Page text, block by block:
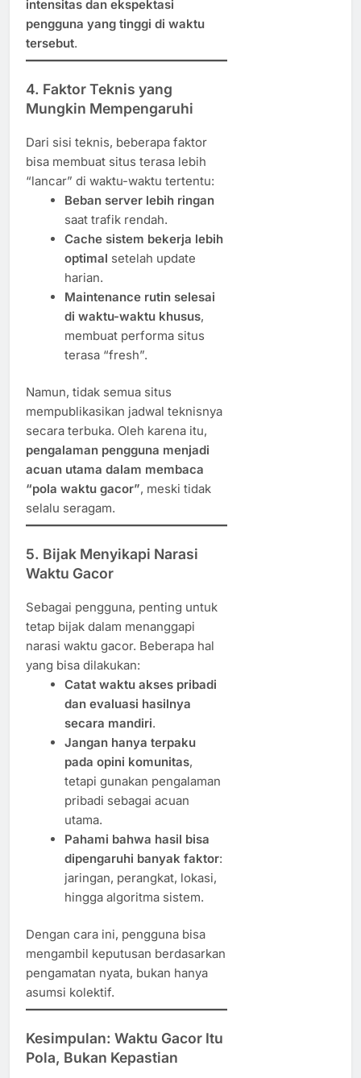
intensitas dan ekspektasi
pengguna yang tinggi di waktu
tersebut.
4. Faktor Teknis yang
Mungkin Mempengaruhi
Dari sisi teknis, beberapa faktor
bisa membuat situs terasa lebih
“lancar” di waktu-waktu tertentu:
Beban server lebih ringan
saat trafik rendah.
Cache sistem bekerja lebih
optimal setelah update
harian.
Maintenance rutin selesai
di waktu-waktu khusus,
membuat performa situs
terasa “fresh”.
Namun, tidak semua situs
mempublikasikan jadwal teknisnya
secara terbuka. Oleh karena itu,
pengalaman pengguna menjadi
acuan utama dalam membaca
“pola waktu gacor”, meski tidak
selalu seragam.
5. Bijak Menyikapi Narasi
Waktu Gacor
Sebagai pengguna, penting untuk
tetap bijak dalam menanggapi
narasi waktu gacor. Beberapa hal
yang bisa dilakukan:
Catat waktu akses pribadi
dan evaluasi hasilnya
secara mandiri.
Jangan hanya terpaku
pada opini komunitas,
tetapi gunakan pengalaman
pribadi sebagai acuan
utama.
Pahami bahwa hasil bisa
dipengaruhi banyak faktor:
jaringan, perangkat, lokasi,
hingga algoritma sistem.
Dengan cara ini, pengguna bisa
mengambil keputusan berdasarkan
pengamatan nyata, bukan hanya
asumsi kolektif.
Kesimpulan: Waktu Gacor Itu
Pola, Bukan Kepastian